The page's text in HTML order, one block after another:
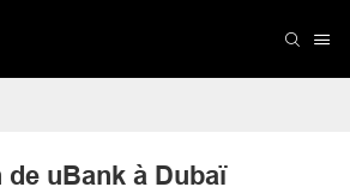
uBank à Dubaï